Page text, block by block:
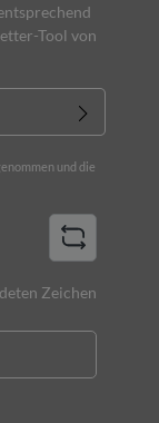
Tool von
und die
Zeichen